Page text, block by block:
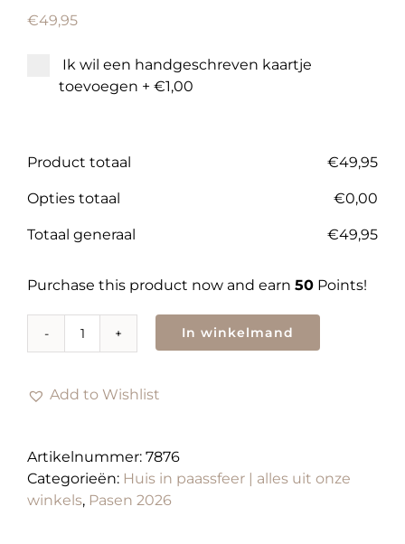
€49,95
Ik wil een handgeschreven kaartje
toevoegen + €1,00
Product totaal €49,95
Opties totaal €0,00
Totaal generaal €49,95
Purchase this product now and earn 50 Points!
Theepot
pastelboeket
&
voorjaar
2024
In winkelmand
Add to Wishlist
Artikelnummer: 7876
Categorieën: Huis in paassfeer | alles uit onze
winkels, Pasen 2026